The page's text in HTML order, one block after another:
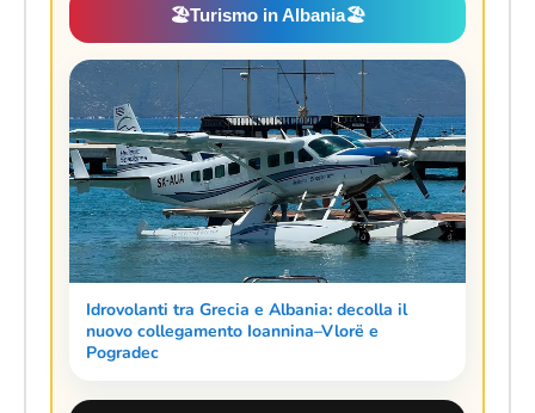
🏖️Turismo in Albania🏖️
Idrovolanti tra Grecia e Albania: decolla il
nuovo collegamento Ioannina–Vlorë e
Pogradec